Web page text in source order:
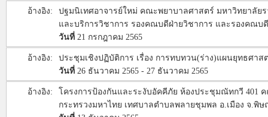
อ้างอิง:
ปฐมนิเทศอาจารย์ใหม่ คณะพยาบาลศาสตร์ มหาวิทยาลั
และบริการวิชาการ รองคณบดีฝ่ายวิชาการ และรองคณ
วันที่ 21 กรกฎาคม 2565
อ้างอิง:
ประชุมเชิงปฏิบัติการ เรื่อง การทบทวน(ร่าง)แผนยุทธศา
วันที่ 26 ธันวาคม 2565 - 27 ธันวาคม 2565
อ้างอิง:
โครงการป้องกันและระงับอัคคีภัย ห้องประชุมณัทกวี
กระทรวงมหาไทย เทศบาลตำบลพลายชุมพล อ.เมือง จ.พิ